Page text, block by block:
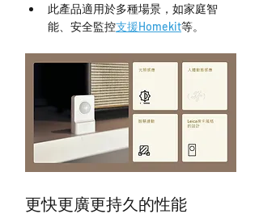
此產品適用於多種場景，如家庭智
能、安全監控支援Homekit等。
更快更廣更持久的性能